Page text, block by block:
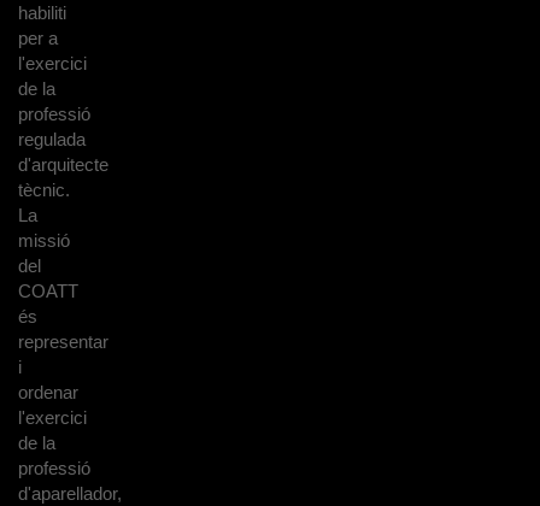
habiliti
per a
l'exercici
de la
professió
regulada
d'arquitecte
tècnic.
La
missió
del
COATT
és
representar
i
ordenar
l'exercici
de la
professió
d'aparellador,